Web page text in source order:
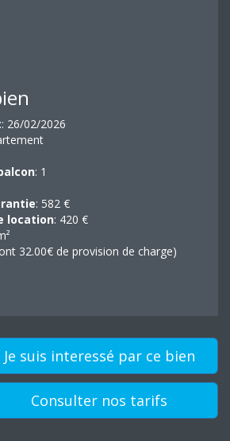
: 26/02/2026
: 1
: 582 €
location: 420 €
32.00€ de provision de charge)
Je suis interessé par ce bien
Consulter nos tarifs